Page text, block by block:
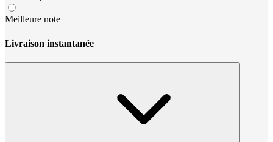
Meilleure note
Livraison instantanée